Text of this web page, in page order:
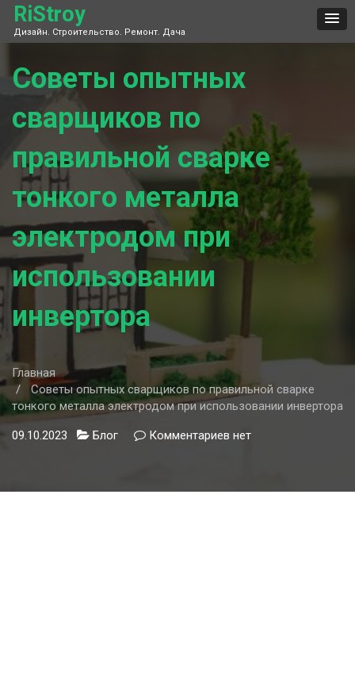
Skip
content
RiStroy
Дизайн. Строительство. Ремонт. Дача
Советы опытных
сварщиков по
правильной сварке
тонкого металла
электродом при
использовании
инвертора
Главная
Советы опытных сварщиков по правильной сварке
тонкого металла электродом при использовании инвертора
09.10.2023 Блог Комментариев кнет